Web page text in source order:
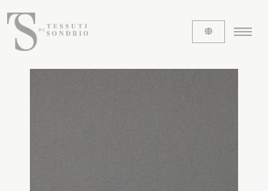
ABOUT US
The labels
Our history
Work with us